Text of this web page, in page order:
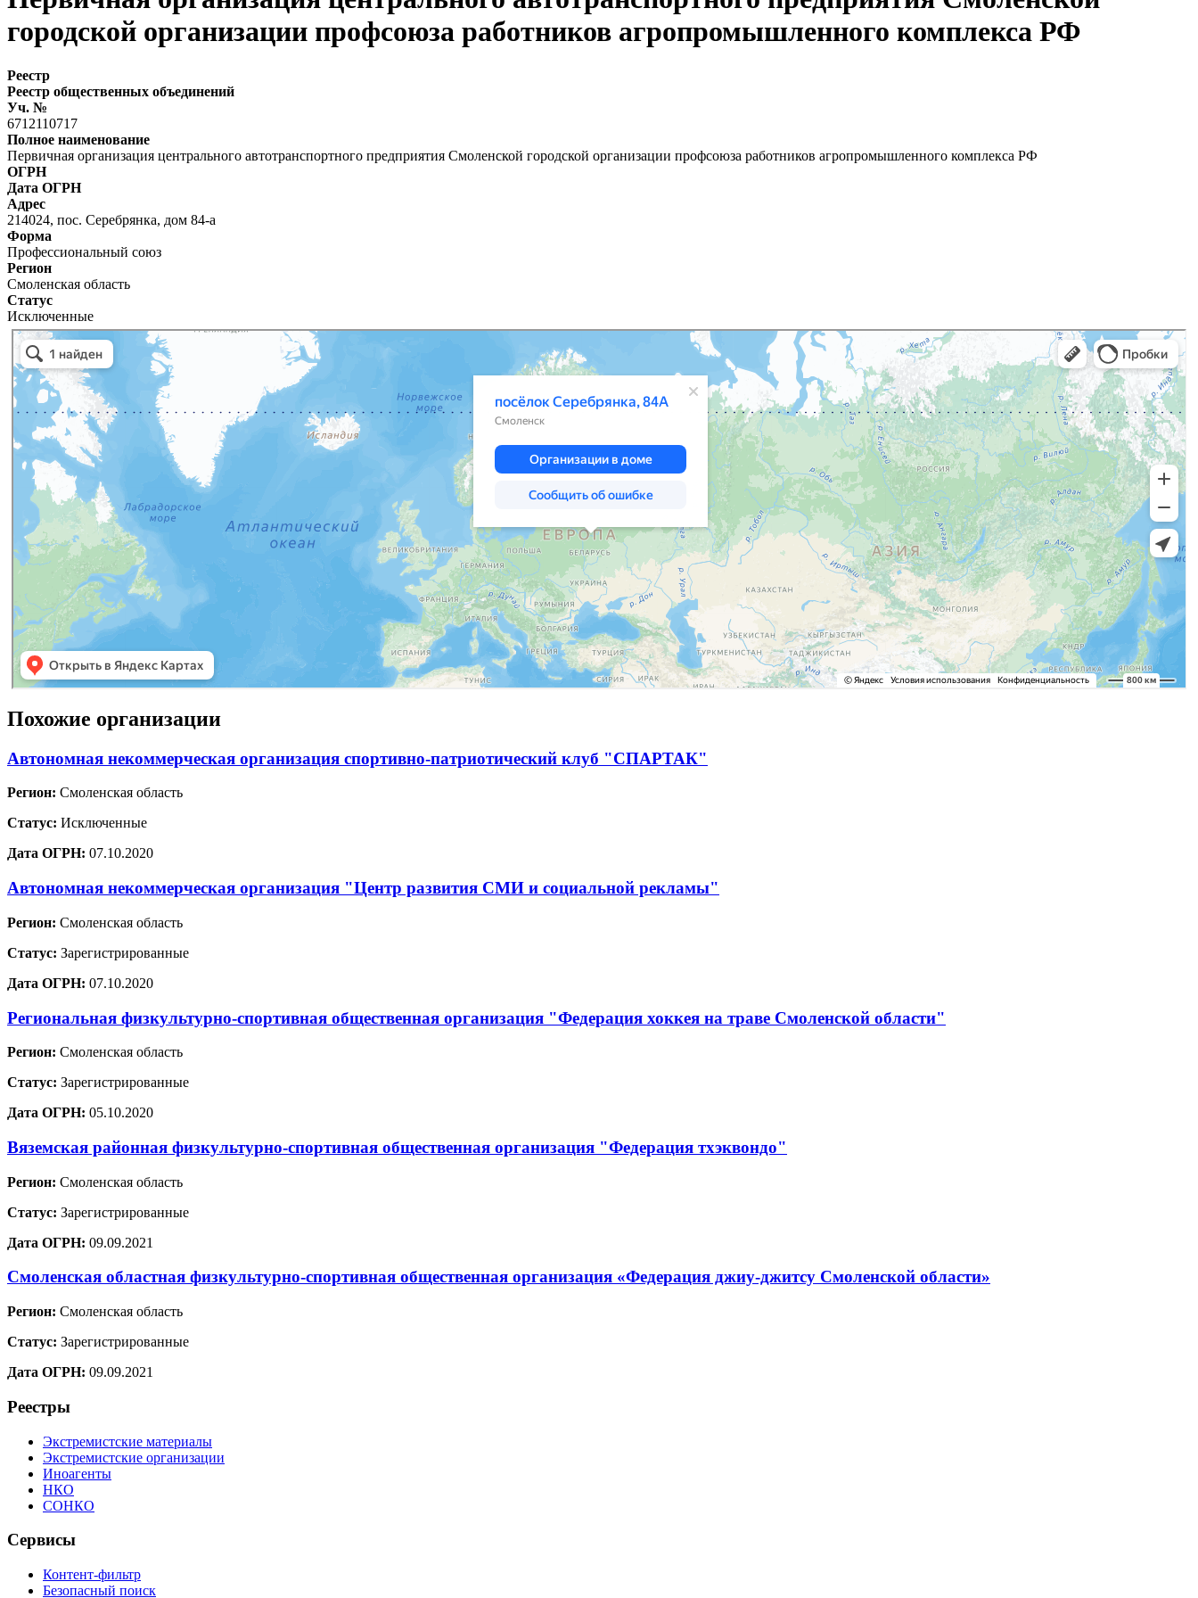
городской организации профсоюза работников агропромышленного комплекса РФ
Реестр
Реестр общественных объединений
Уч. №
6712110717
Полное наименование
Первичная организация центрального автотранспортного предприятия Смоленской городской организации профсоюза работников агропромышленного комплекса РФ
ОГРН
Дата ОГРН
Адрес
214024, пос. Серебрянка, дом 84-а
Форма
Профессиональный союз
Регион
Смоленская область
Статус
Исключенные
Похожие организации
Автономная некоммерческая организация спортивно-патриотический клуб "СПАРТАК"
Регион: Смоленская область
Статус: Исключенные
Дата ОГРН: 07.10.2020
Автономная некоммерческая организация "Центр развития СМИ и социальной рекламы"
Регион: Смоленская область
Статус: Зарегистрированные
Дата ОГРН: 07.10.2020
Региональная физкультурно-спортивная общественная организация "Федерация хоккея на траве Смоленской области"
Регион: Смоленская область
Статус: Зарегистрированные
Дата ОГРН: 05.10.2020
Вяземская районная физкультурно-спортивная общественная организация "Федерация тхэквондо"
Регион: Смоленская область
Статус: Зарегистрированные
Дата ОГРН: 09.09.2021
Смоленская областная физкультурно-спортивная общественная организация «Федерация джиу-джитсу Смоленской области»
Регион: Смоленская область
Статус: Зарегистрированные
Дата ОГРН: 09.09.2021
Реестры
Экстремистские материалы
Экстремистские организации
Иноагенты
НКО
СОНКО
Сервисы
Контент-фильтр
Безопасный поиск